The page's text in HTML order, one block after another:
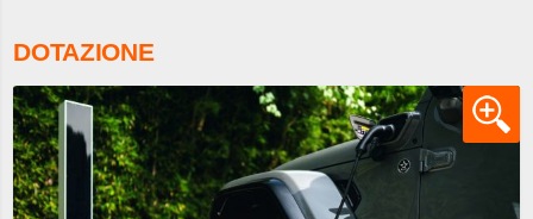
DOTAZIONE